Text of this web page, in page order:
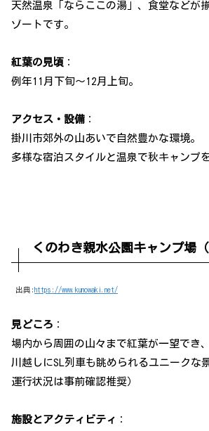
天然温泉「ならここの湯」、食堂などが
ゾートです。
紅葉の見頃 ：
例年11月下旬〜12月上旬。
アクセス・設備 ：
掛川市郊外の山あいで自然豊かな環境。
多様な宿泊スタイルと温泉で秋キャンプ
くのわき親水公園キャンプ場（
出典: https://www.kunowaki.net/
見どころ ：
場内から周囲の山々まで紅葉が一望でき、
川越しにSL列車も眺められるユニークな
運行状況は事前確認推奨）
施設とアクティビティ ：